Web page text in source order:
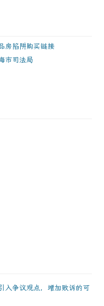
房陷阱购买链接
市司法局
入争议观点，增加败诉的可